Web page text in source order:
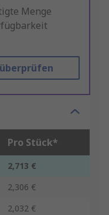
Menge
Pro Stück*
2,713 €
2,306 €
2,032 €